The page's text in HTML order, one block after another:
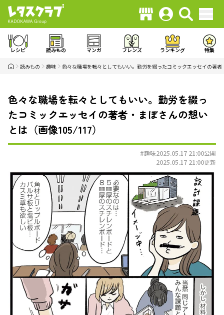
レシピ 読みもの マンガ フレンズ ランキング 特集
読みもの 趣味 色々な職場を転々としてもいい。勤労を綴ったコミックエッセイの著
色々な職場を転々としてもいい。勤労を綴っ
たコミックエッセイの著者・まぼさんの想い
とは（画像105/117）
#趣味2025.05.17 21:00公開
2025.05.17 21:00更新